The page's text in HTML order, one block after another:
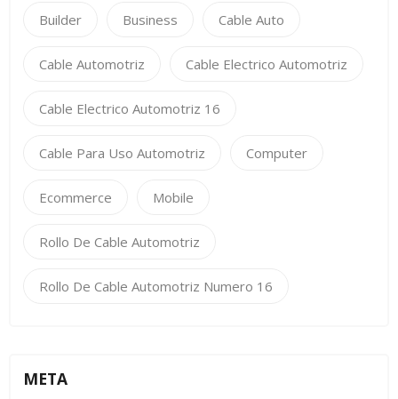
Builder Business Cable Auto
Cable Automotriz Cable Electrico Automotriz
Cable Electrico Automotriz 16
Cable Para Uso Automotriz Computer
Ecommerce Mobile
Rollo De Cable Automotriz
Rollo De Cable Automotriz Numero 16
META